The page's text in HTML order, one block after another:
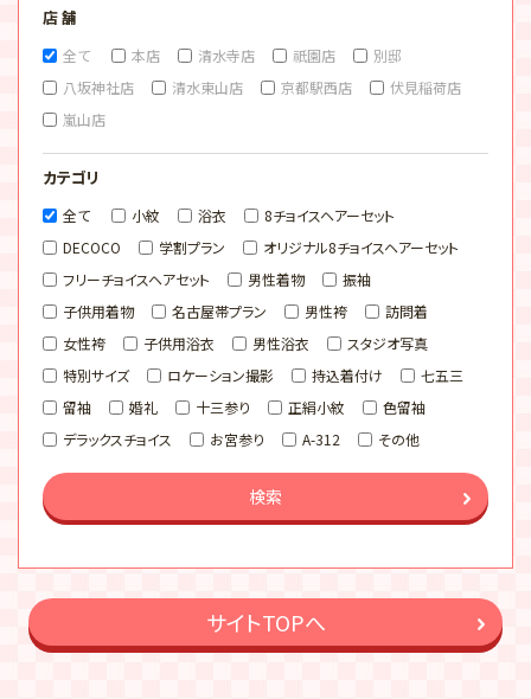
店 舗
全て 本店 清水寺店 祇園店
別邸
八坂神社店
清水東山店 京都駅西店
伏見稲荷店
嵐山店
カテゴリ
全て 小紋 浴衣
8チョイスヘアーセット
DECOCO
学割プラン
オリジナル8チョイスヘアーセット
フリーチョイスヘアセット
男性着物
振袖
子供用着物
名古屋帯プラン 男性袴
訪問着
女性袴
子供用浴衣 男性浴衣
スタジオ写真
特別サイズ
ロケーション撮影 持込着付け
七五三
留袖
婚礼 十三参り 正絹小紋
色留袖
デラックスチョイス
お宮参り A-312 その他
検索
サイトTOPへ